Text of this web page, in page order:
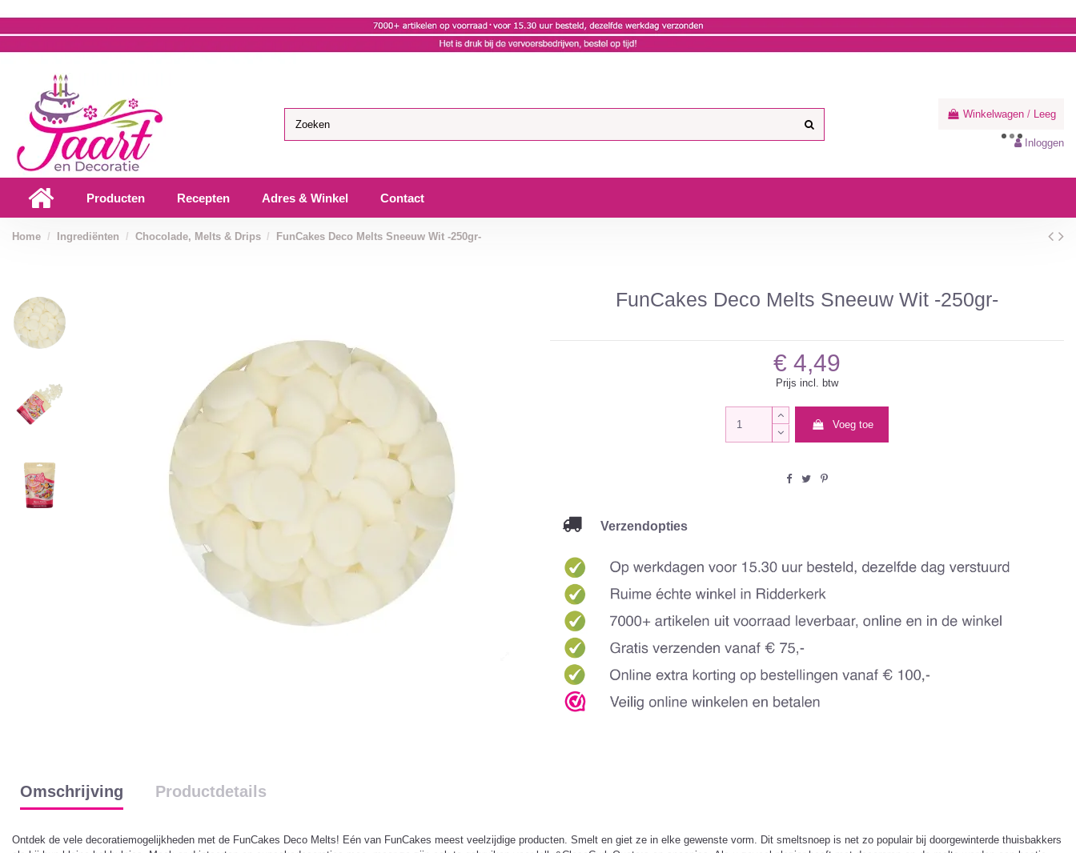
Winkelwagen / Leeg
Inloggen
Producten Recepten Adres & Winkel Contact
Home Ingrediënten Chocolade, Melts & Drips FunCakes Deco Melts Sneeuw Wit -250gr-
FunCakes Deco Melts Sneeuw Wit -250gr-
€ 4,49
Prijs incl. btw
Voeg toe
Verzendopties
Omschrijving Productdetails
Ontdek de vele decoratiemogelijkheden met de FunCakes Deco Melts! Eén van FunCakes meest veelzijdige producten. Smelt en giet ze in elke gewenste vorm. Dit smeltsnoep is net zo populair bij doorgewinterde thuisbakkers